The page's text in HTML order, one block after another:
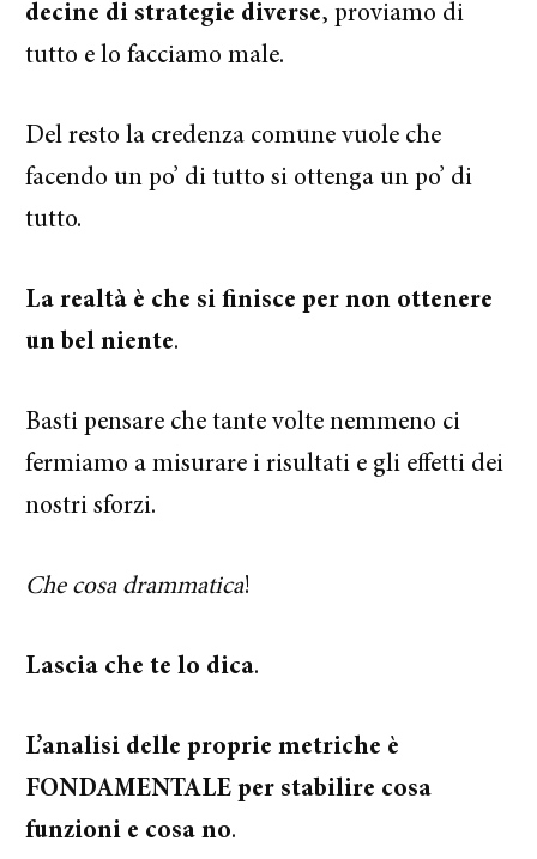
decine di strategie diverse, proviamo di
tutto e lo facciamo male.
Del resto la credenza comune vuole che
facendo un po’ di tutto si ottenga un po’ di
tutto.
La realtà è che si finisce per non ottenere
un bel niente.
Basti pensare che tante volte nemmeno ci
fermiamo a misurare i risultati e gli effetti dei
nostri sforzi.
Che cosa drammatica!
Lascia che te lo dica.
L’analisi delle proprie metriche è
FONDAMENTALE per stabilire cosa
funzioni e cosa no.